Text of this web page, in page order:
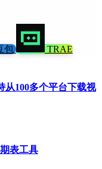
包
TRAE
从100多个平台下载视
表工具